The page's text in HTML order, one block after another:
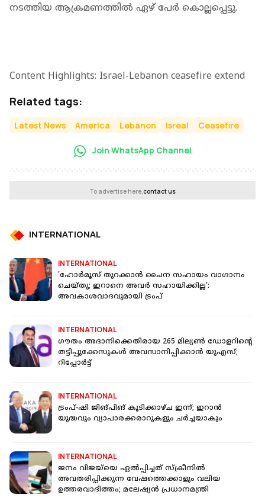
നടത്തിയ ആക്രമണത്തില്‍ ഏഴ് പേർ കൊല്ലപ്പെട്ടു.
Content Highlights: Israel-Lebanon ceasefire extend
Related tags:
Latest News America Lebanon Isreal Ceasefire
Join WhatsApp Channel
To advertise here,contact us
INTERNATIONAL
INTERNATIONAL
'ഹോർമൂസ് തുറക്കാൻ ചൈന സഹായം വാഗ്ദാനം
ചെയ്‌തു; ഇറാനെ അവ‍‍ർ സഹായിക്കില്ല':
അവകാശവാദവുമായി ട്രംപ്
INTERNATIONAL
ഗൗതം അദാനിക്കെതിരായ 265 മില്യൺ ഡോളറിൻ്റെ
തട്ടിപ്പുക്കേസുകൾ അവസാനിപ്പിക്കാൻ യുഎസ്;
റിപ്പോർട്ട്
INTERNATIONAL
ട്രംപ്-ഷി ജിങ്പിങ് കൂടിക്കാഴ്ച ഇന്ന്; ഇറാൻ
യുദ്ധവും വ്യാപാരക്കരാറുകളും ചർച്ചയാകും
INTERNATIONAL
ജനം വിജയ്‌യെ ഏൽപ്പിച്ചത് സ്‌ക്രീനിൽ
അവതരിപ്പിക്കുന്ന വേഷത്തെക്കാളും വലിയ
ഉത്തരവാദിത്തം; മലേഷ്യൻ പ്രധാനമന്ത്രി